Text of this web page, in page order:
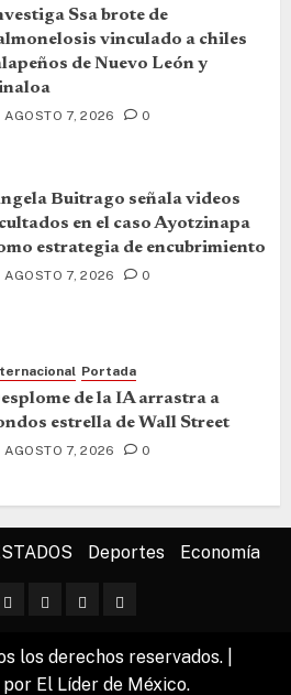
Ssa brote de
vinculado a chiles
de Nuevo León y
AGOSTO 7, 2026 0
Buitrago señala videos
en el caso Ayotzinapa
estrategia de encubrimiento
AGOSTO 7, 2026 0
Portada
de la IA arrastra a
estrella de Wall Street
AGOSTO 7, 2026 0
Deportes Economía
los derechos reservados.
por El Líder de México.